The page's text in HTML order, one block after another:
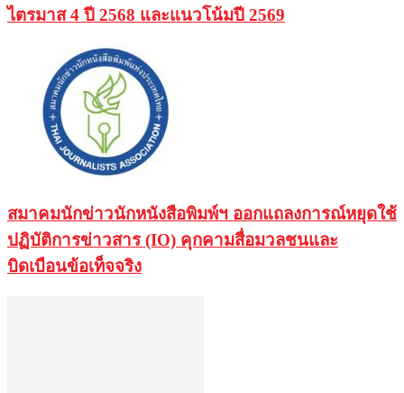
ไตรมาส 4 ปี 2568 และแนวโน้มปี 2569
สมาคมนักข่าวนักหนังสือพิมพ์ฯ ออกแถลงการณ์หยุดใช้
ปฏิบัติการข่าวสาร (IO) คุกคามสื่อมวลชนและ
บิดเบือนข้อเท็จจริง